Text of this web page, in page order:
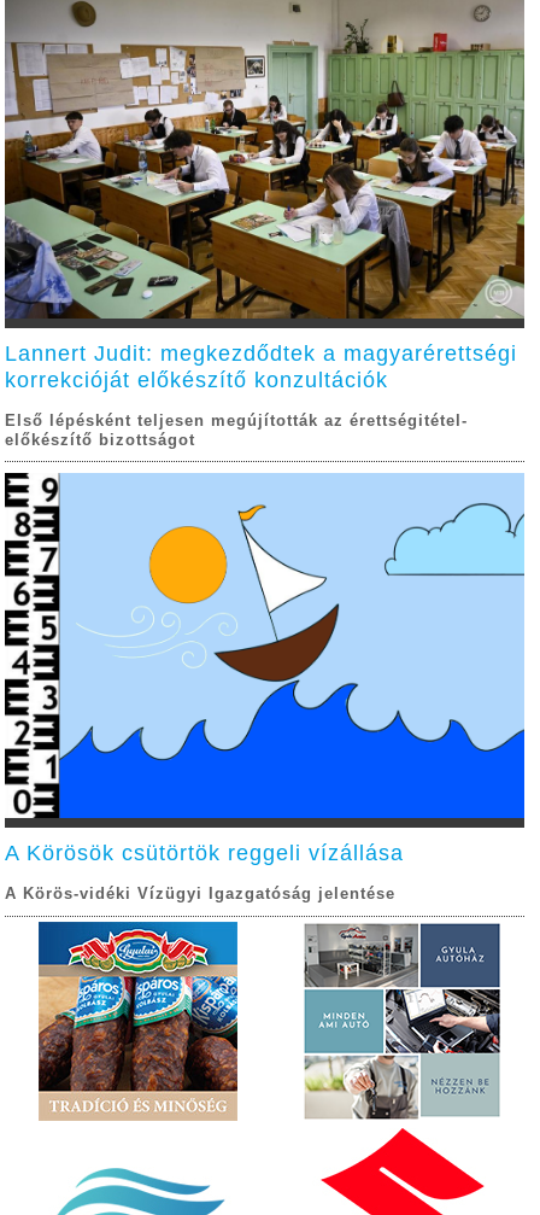
Lannert Judit: megkezdődtek a magyarérettségi
korrekcióját előkészítő konzultációk
Első lépésként teljesen megújították az érettségitétel-
előkészítő bizottságot
A Körösök csütörtök reggeli vízállása
A Körös-vidéki Vízügyi Igazgatóság jelentése